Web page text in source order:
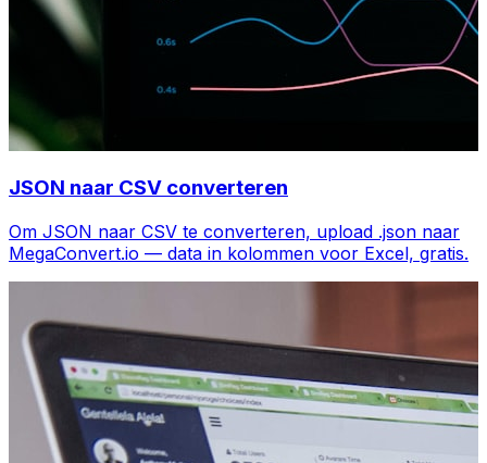
JSON naar CSV converteren
Om JSON naar CSV te converteren, upload .json naar
MegaConvert.io — data in kolommen voor Excel, gratis.